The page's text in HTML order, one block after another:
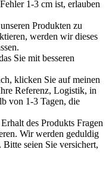
1-3 cm ist, erlauben
Produkten zu
werden wir dieses
Sie mit besseren
klicken Sie auf meinen
Referenz, Logistik, in
von 1-3 Tagen, die
des Produkts Fragen
Wir werden geduldig
seien Sie versichert,